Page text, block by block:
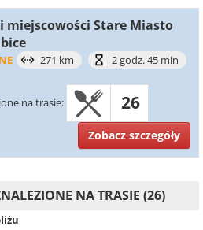
miejscowości Stare Miasto
271 km 2 godz. 45 min
na trasie: 26
Zobacz szczegóły
NA TRASIE (26)